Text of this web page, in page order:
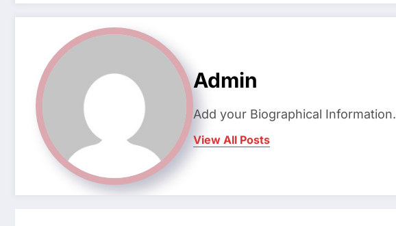
Admin
Add your Biographical Information.
View All Posts